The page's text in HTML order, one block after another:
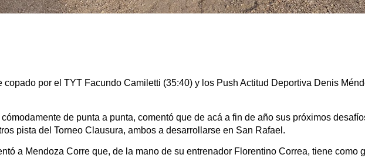
copado por el TYT Facundo Camiletti (35:40) y los Push Actitud Deportiva Denis
de punta a punta, comentó que de acá a fin de año sus próximos
pista del Torneo Clausura, ambos a desarrollarse en San Rafael.
a Mendoza Corre que, de la mano de su entrenador Florentino Correa, tiene como